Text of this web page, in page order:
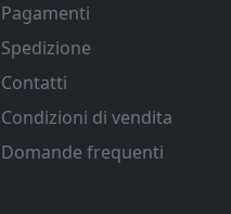
Pagamenti
Spedizione
Contatti
Condizioni di vendita
Domande frequenti